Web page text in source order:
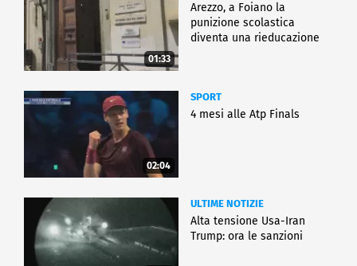
01:33
Arezzo, a Foiano la
punizione scolastica
diventa una rieducazione
02:04
SPORT
4 mesi alle Atp Finals
ULTIME NOTIZIE
Alta tensione Usa-Iran
Trump: ora le sanzioni